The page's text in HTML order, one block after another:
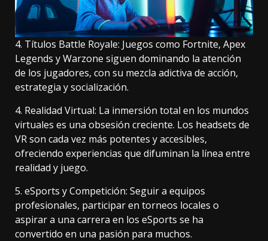
4. Títulos Battle Royale: Juegos como Fortnite, Apex
Legends y Warzone siguen dominando la atención
de los jugadores, con su mezcla adictiva de acción,
estrategia y socialización.
4. Realidad Virtual: La inmersión total en los mundos
virtuales es una obsesión creciente. Los headsets de
VR son cada vez más potentes y accesibles,
ofreciendo experiencias que difuminan la línea entre
realidad y juego.
5. eSports y Competición: Seguir a equipos
profesionales, participar en torneos locales o
aspirar a una carrera en los eSports se ha
convertido en una pasión para muchos.